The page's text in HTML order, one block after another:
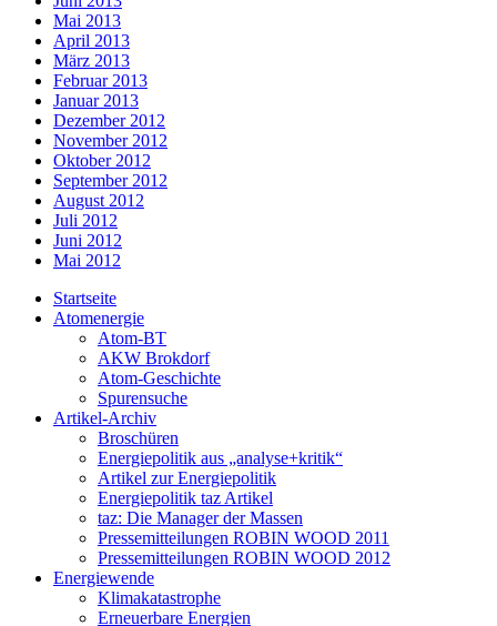
Mai 2013
April 2013
März 2013
Februar 2013
Januar 2013
Dezember 2012
November 2012
Oktober 2012
September 2012
August 2012
Juli 2012
Juni 2012
Mai 2012
Startseite
Atomenergie
Atom-BT
AKW Brokdorf
Atom-Geschichte
Spurensuche
Artikel-Archiv
Broschüren
Energiepolitik aus „analyse+kritik“
Artikel zur Energiepolitik
Energiepolitik taz Artikel
taz: Die Manager der Massen
Pressemitteilungen ROBIN WOOD 2011
Pressemitteilungen ROBIN WOOD 2012
Energiewende
Klimakatastrophe
Erneuerbare Energien